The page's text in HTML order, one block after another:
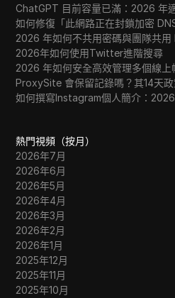
ChatGPT 目前容量已滿：2026 年
如何修復「此網路正在封鎖加密
2026 年如何不共用密碼與團隊共用
2026年如何使用Twitter進階搜尋
2026 年如何安全高效管理多個線上
ProxySite 會保留記錄嗎？其14天
如何撰寫Instagram個人簡介：
熱門視頻（按月）
2026年7月
2026年6月
2026年5月
2026年4月
2026年3月
2026年2月
2026年1月
2025年12月
2025年11月
2025年10月